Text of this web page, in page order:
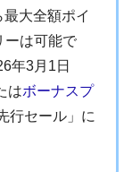
大全額ポイ
ーは可能で
年3月1日
はボーナスプ
行セール」に